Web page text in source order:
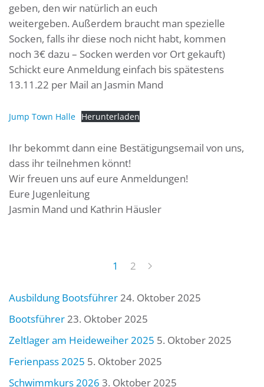
geben, den wir natürlich an euch
weitergeben. Außerdem braucht man spezielle
Socken, falls ihr diese noch nicht habt, kommen
noch 3€ dazu – Socken werden vor Ort gekauft)
Schickt eure Anmeldung einfach bis spätestens
13.11.22 per Mail an Jasmin Mand
Jump Town Halle Herunterladen
Ihr bekommt dann eine Bestätigungsemail von uns,
dass ihr teilnehmen könnt!
Wir freuen uns auf eure Anmeldungen!
Eure Jugenleitung
Jasmin Mand und Kathrin Häusler
1 2
Ausbildung Bootsführer 24. Oktober 2025
Bootsführer 23. Oktober 2025
Zeltlager am Heideweiher 2025 5. Oktober 2025
Ferienpass 2025 5. Oktober 2025
Schwimmkurs 2026 3. Oktober 2025